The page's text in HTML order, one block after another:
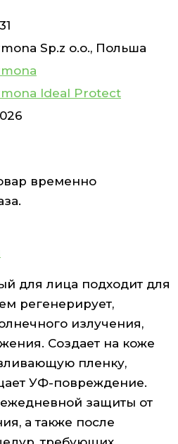
Sp.z o.o., Польша
Ideal Protect
временно
для лица подходит для
регенерирует,
излучения,
Создает на коже
пленку,
УФ-повреждение.
защиты от
а также после